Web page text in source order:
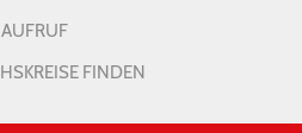
AUFRUF
FINDEN